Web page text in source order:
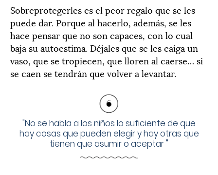
Sobreprotegerles es el peor regalo que se les
puede dar. Porque al hacerlo, además, se les
hace pensar que no son capaces, con lo cual
baja su autoestima. Déjales que se les caiga un
vaso, que se tropiecen, que lloren al caerse… si
se caen se tendrán que volver a levantar.
"No se habla a los niños lo suficiente de que
hay cosas que pueden elegir y hay otras que
tienen que asumir o aceptar"